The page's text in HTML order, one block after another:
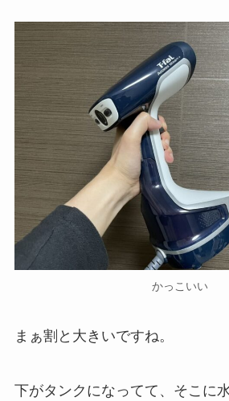
かっこいい
まぁ割と大きいですね。
下がタンクになってて、そこに